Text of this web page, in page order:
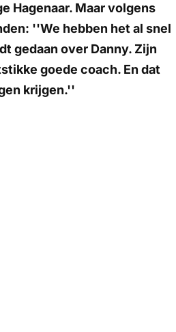
Hagenaar. Maar volgens
''We hebben het al snel
gedaan over Danny. Zijn
goede coach. En dat
krijgen.''